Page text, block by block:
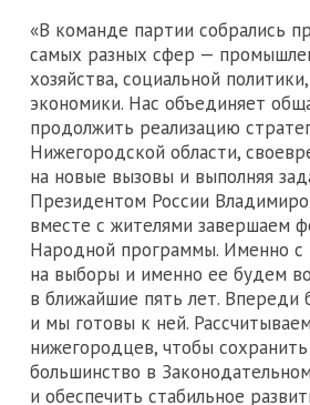
«В команде партии собрались
самых разных сфер —
хозяйства, социальной
экономики. Нас объединяет
продолжить реализацию
Нижегородской области,
на новые вызовы и выполняя
Президентом России
вместе с жителями завершаем
Народной программы. Именно
на выборы и именно ее будем
в ближайшие пять лет. Впереди
и мы готовы к ней.
нижегородцев, чтобы
большинство в
и обеспечить стабильное